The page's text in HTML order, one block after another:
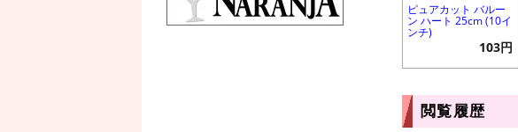
ピュアカット バルー
ン ハート 25cm (10イ
ンチ)
103円
閲覧履歴